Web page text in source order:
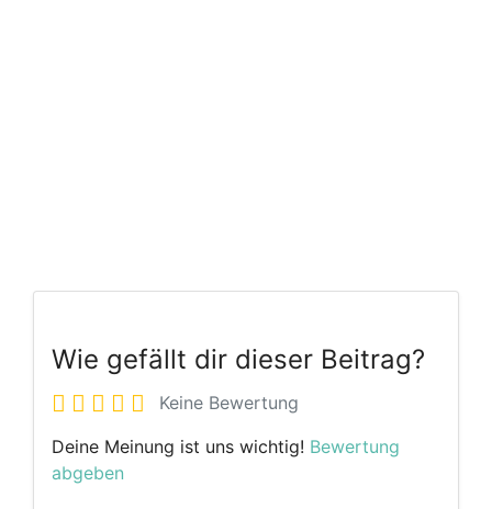
Wie gefällt dir dieser Beitrag?
Keine Bewertung
Deine Meinung ist uns wichtig! Bewertung
abgeben